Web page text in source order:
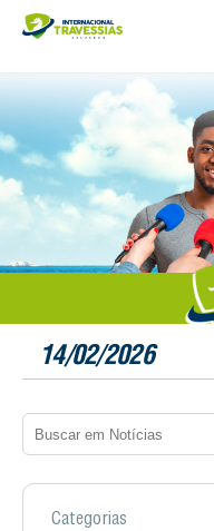
14/02/2026
Categorias